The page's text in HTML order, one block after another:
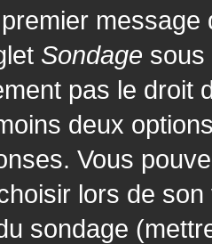
Sondage sous
pas le
deux
Vous
lors de
sondage